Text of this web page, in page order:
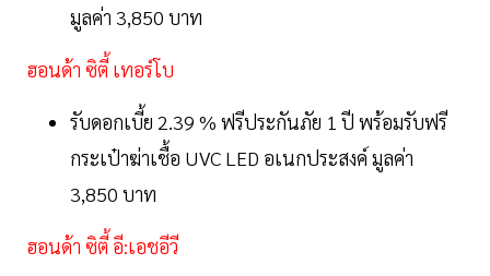
มูลค่า 3,850 บาท
ฮอนด้า ซิตี้ เทอร์โบ
รับดอกเบี้ย 2.39 % ฟรีประกันภัย 1 ปี พร้อมรับฟรี
กระเป๋าฆ่าเชื้อ UVC LED อเนกประสงค์ มูลค่า
3,850 บาท
ฮอนด้า ซิตี้ อี:เอชอีวี